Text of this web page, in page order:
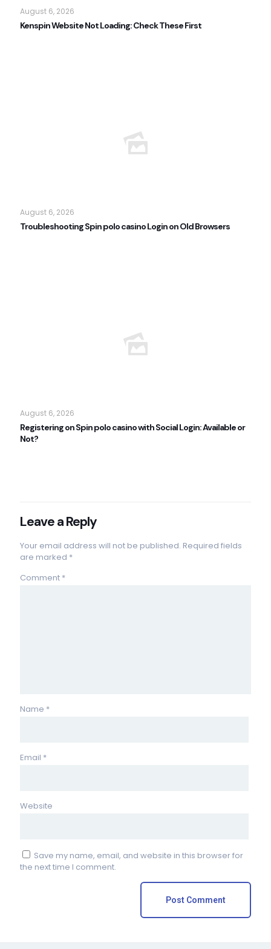
August 6, 2026
Kenspin Website Not Loading: Check These First
August 6, 2026
Troubleshooting Spin polo casino Login on Old Browsers
August 6, 2026
Registering on Spin polo casino with Social Login: Available or
Not?
Leave a Reply
Your email address will not be published. Required fields
are marked *
Comment *
Name *
Email *
Website
Save my name, email, and website in this browser for
the next time I comment.